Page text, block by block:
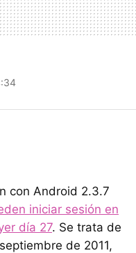
con Android 2.3.7
iniciar sesión en
día 27. Se trata de
de 2011,